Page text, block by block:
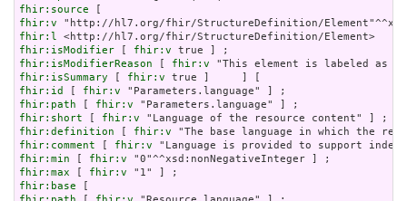
fhir:source
fhir:v
fhir:l
fhir:isModifier [ fhir:v
fhir:isModifierReason [ fhir:v
fhir:isSummary [ fhir:v
fhir:id
[ fhir:v
fhir:path [ fhir:v
fhir:short [ fhir:v
fhir:definition [ fhir:v
fhir:comment [ fhir:v
fhir:min [ fhir:v
fhir:max [ fhir:v
fhir:base